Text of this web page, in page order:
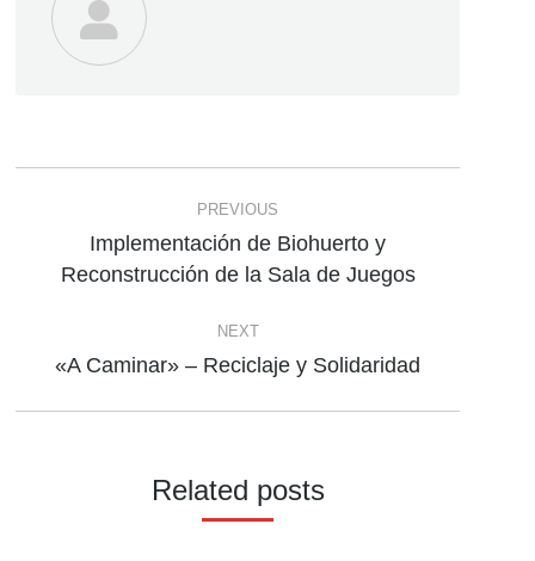
navigation
PREVIOUS
Previous
post:
Implementación de Biohuerto y
Reconstrucción de la Sala de Juegos
NEXT
Next
«A Caminar» – Reciclaje y Solidaridad
Related posts